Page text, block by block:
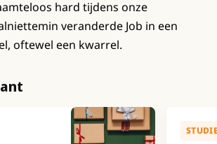
hard tijdens onze
veranderde Job in een
oftewel een kwarrel.